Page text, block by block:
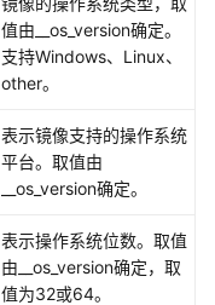
值由__os_version确定。
支持Windows、Linux、
other。
表示镜像支持的操作系统
平台。取值由
__os_version确定。
表示操作系统位数。取值
由__os_version确定，取
值为32或64。